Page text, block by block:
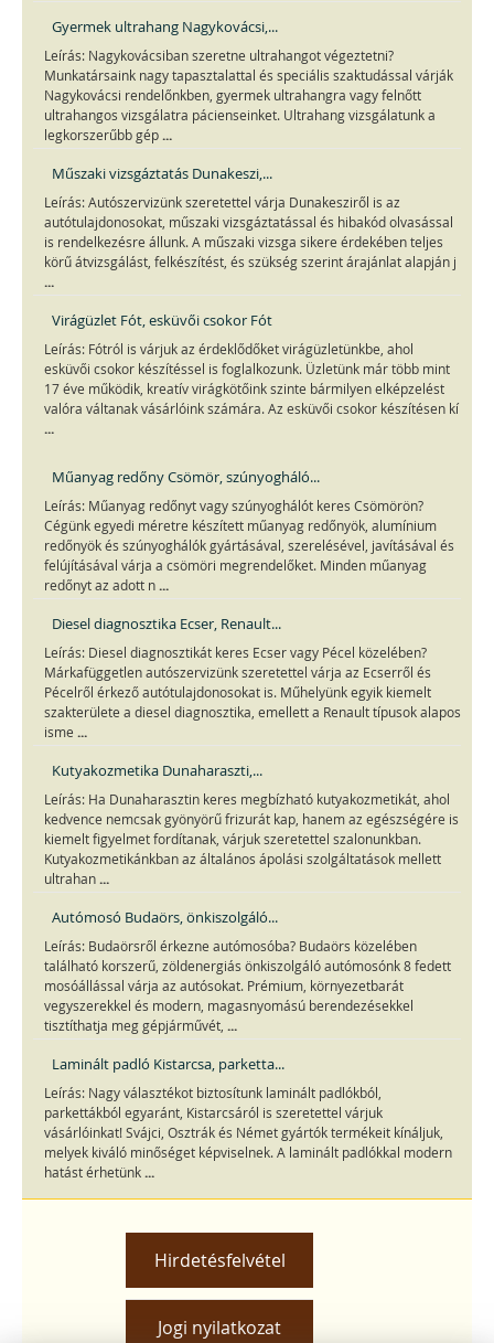
Gyermek ultrahang Nagykovácsi,...
Leírás: Nagykovácsiban szeretne ultrahangot végeztetni?
Munkatársaink nagy tapasztalattal és speciális szaktudással várják
Nagykovácsi rendelőnkben, gyermek ultrahangra vagy felnőtt
ultrahangos vizsgálatra pácienseinket. Ultrahang vizsgálatunk a
legkorszerűbb gép ...
Műszaki vizsgáztatás Dunakeszi,...
Leírás: Autószervizünk szeretettel várja Dunakesziről is az
autótulajdonosokat, műszaki vizsgáztatással és hibakód olvasással
is rendelkezésre állunk. A műszaki vizsga sikere érdekében teljes
körű átvizsgálást, felkészítést, és szükség szerint árajánlat alapján j
...
Virágüzlet Fót, esküvői csokor Fót
Leírás: Fótról is várjuk az érdeklődőket virágüzletünkbe, ahol
esküvői csokor készítéssel is foglalkozunk. Üzletünk már több mint
17 éve működik, kreatív virágkötőink szinte bármilyen elképzelést
valóra váltanak vásárlóink számára. Az esküvői csokor készítésen kí
...
Műanyag redőny Csömör, szúnyogháló...
Leírás: Műanyag redőnyt vagy szúnyoghálót keres Csömörön?
Cégünk egyedi méretre készített műanyag redőnyök, alumínium
redőnyök és szúnyoghálók gyártásával, szerelésével, javításával és
felújításával várja a csömöri megrendelőket. Minden műanyag
redőnyt az adott n ...
Diesel diagnosztika Ecser, Renault...
Leírás: Diesel diagnosztikát keres Ecser vagy Pécel közelében?
Márkafüggetlen autószervizünk szeretettel várja az Ecserről és
Pécelről érkező autótulajdonosokat is. Műhelyünk egyik kiemelt
szakterülete a diesel diagnosztika, emellett a Renault típusok alapos
isme ...
Kutyakozmetika Dunaharaszti,...
Leírás: Ha Dunaharasztin keres megbízható kutyakozmetikát, ahol
kedvence nemcsak gyönyörű frizurát kap, hanem az egészségére is
kiemelt figyelmet fordítanak, várjuk szeretettel szalonunkban.
Kutyakozmetikánkban az általános ápolási szolgáltatások mellett
ultrahan ...
Autómosó Budaörs, önkiszolgáló...
Leírás: Budaörsről érkezne autómosóba? Budaörs közelében
található korszerű, zöldenergiás önkiszolgáló autómosónk 8 fedett
mosóállással várja az autósokat. Prémium, környezetbarát
vegyszerekkel és modern, magasnyomású berendezésekkel
tisztíthatja meg gépjárművét, ...
Laminált padló Kistarcsa, parketta...
Leírás: Nagy választékot biztosítunk laminált padlókból,
parkettákból egyaránt, Kistarcsáról is szeretettel várjuk
vásárlóinkat! Svájci, Osztrák és Német gyártók termékeit kínáljuk,
melyek kiváló minőséget képviselnek. A laminált padlókkal modern
hatást érhetünk ...
Hirdetésfelvétel
Jogi nyilatkozat